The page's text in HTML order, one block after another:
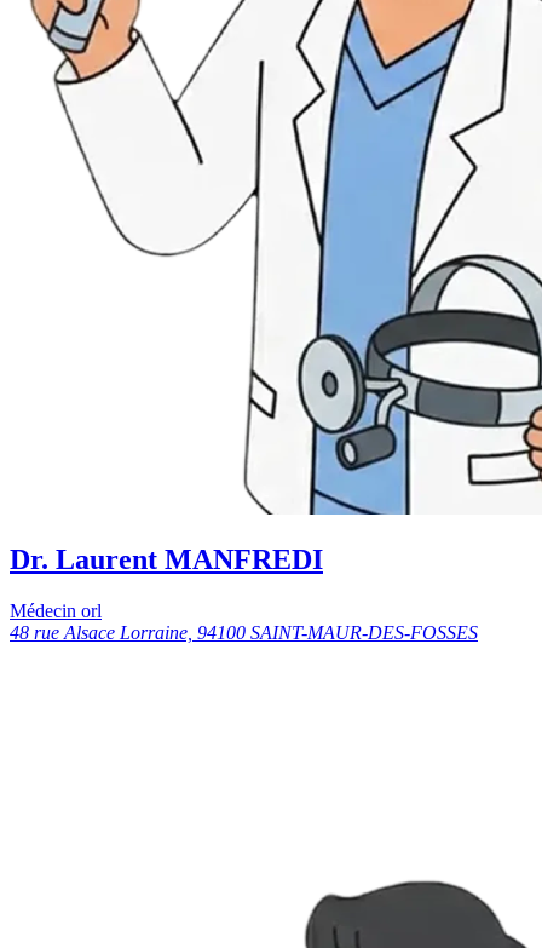
Dr. Laurent MANFREDI
Médecin orl
48 rue Alsace Lorraine, 94100 SAINT-MAUR-DES-FOSSES